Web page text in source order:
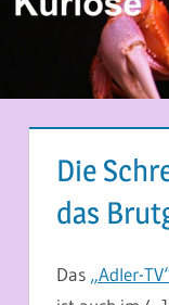
Die
das
Das „Adler-